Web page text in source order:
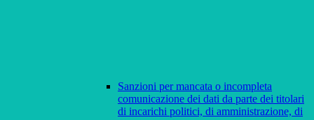
Sanzioni per mancata o incompleta
comunicazione dei dati da parte dei titolari
di incarichi politici, di amministrazione, di